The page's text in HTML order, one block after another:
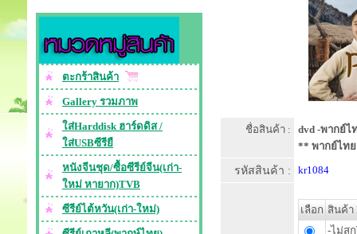
ตะกร้าสินค้า
Gallery รวมภาพ
ใส่Harddisk ฮาร์ดดิส /
ใส่USBซีรียื
หนังจีนชุด/ซื้อซีรีย์จีน(เก่า-
ใหม่ หายาก)TVB
ซีรีย์ไต้หวัน(เก่า-ใหม่)
ชื่อสินค้า :
dvd -พากย์ไ
** พากย์ไทย
รหัสสินค้า : kr1084
เลือก สินค้า
-ไม่ส